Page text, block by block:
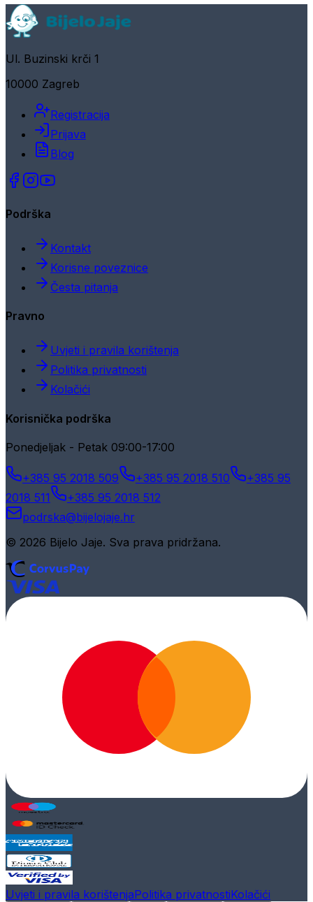
Ul. Buzinski krči 1
10000 Zagreb
Registracija
Prijava
Blog
Podrška
Kontakt
Korisne poveznice
Česta pitanja
Pravno
Uvjeti i pravila korištenja
Politika privatnosti
Kolačići
Korisnička podrška
Ponedjeljak - Petak 09:00-17:00
+385 95 2018 509 +385 95 2018 510
+385 95
2018 511
+385 95 2018 512
podrska@bijelojaje.hr
© 2026 Bijelo Jaje. Sva prava pridržana.
Uvjeti i pravila korištenjaPolitika privatnostiKolačići